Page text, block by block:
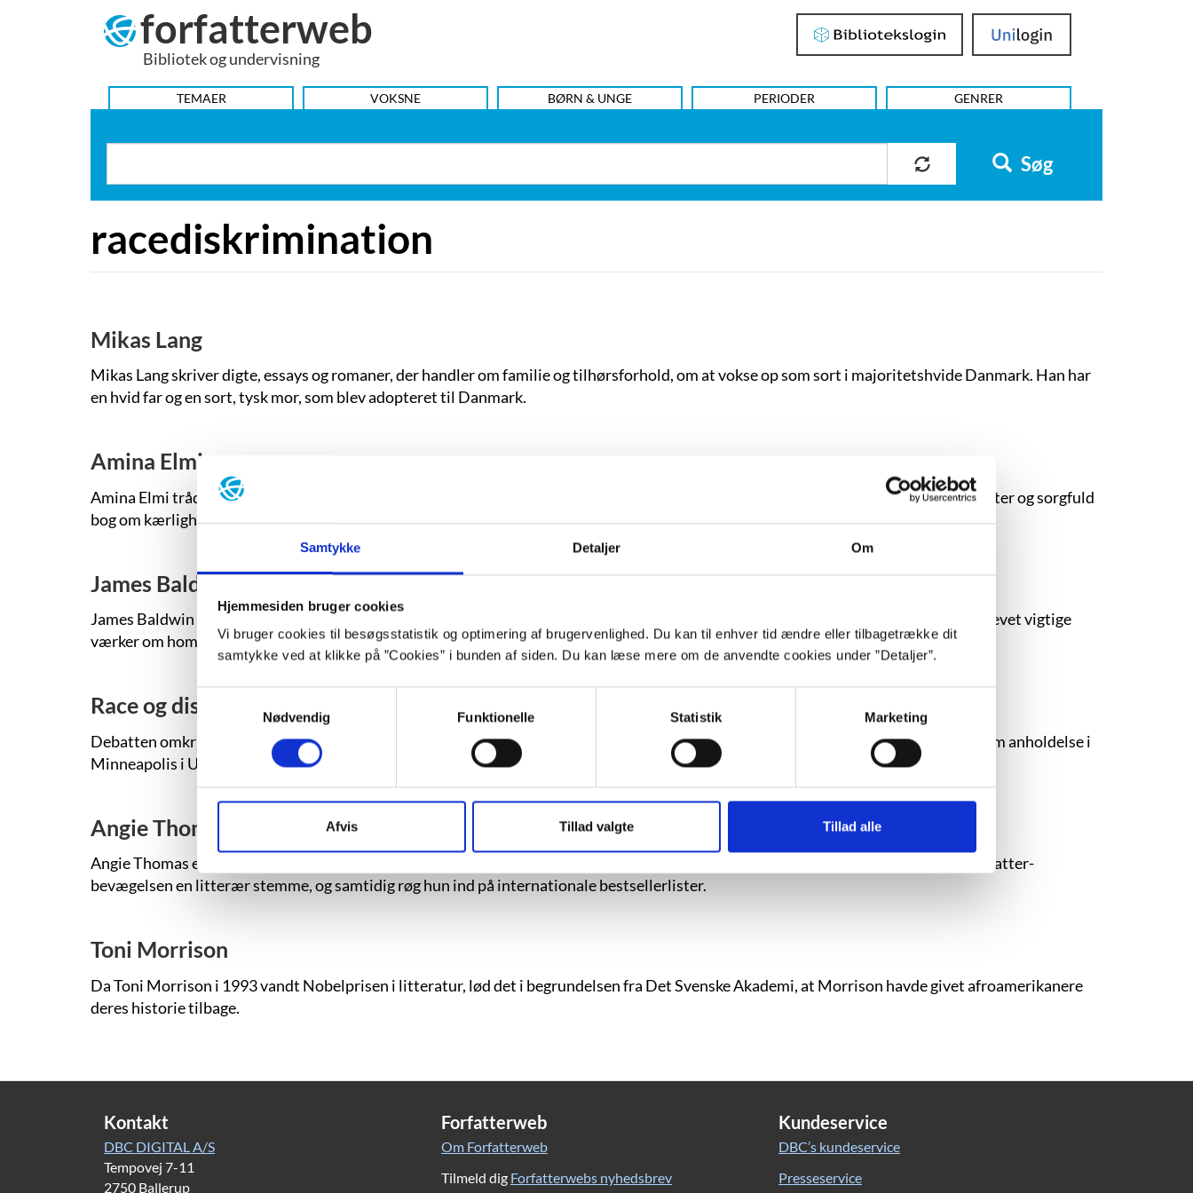
Samtykke Detaljer Om
Hjemmesiden bruger cookies
Vi bruger cookies til besøgsstatistik og optimering af brugervenlighed. Du kan til enhver tid ændre eller tilbagetrække dit
samtykke ved at klikke på ”Cookies” i bunden af siden. Du kan læse mere om de anvendte cookies under ”Detaljer”.
Nødvendig
Funktionelle Statistik Marketing
Afvis Tillad valgte Tillad alle
forfatterweb
Bibliotek og undervisning
Bibliotekslogin UniLogin
HOVEDMENU
TEMAER VOKSNE BØRN & UNGE PERIODER GENRER
Søg
racediskrimination
Mikas Lang
Mikas Lang skriver digte, essays og romaner, der handler om familie og tilhørsforhold, om at vokse op som sort i majoritetshvide Danmark. Han har
en hvid far og en sort, tysk mor, som blev adopteret til Danmark.
Amina Elmi
Amina Elmi trådte i sommeren 2023 ind på den danske litterære scene med digtsamlingen ”Barbar [Tavshedens objekt]”, som er en vilter og sorgfuld
bog om kærlighed, savn, diaspora og meget mere.
James Baldwin
James Baldwin hører til blandt det 20. århundredes vigtigste forfattere. Både som romanforfatter og essayist har James Baldwin skrevet vigtige
værker om homoseksualitet og om erfaringen af at leve i USA som sort mand.
Race og diskrimination i amerikansk litteratur
Debatten omkring race og diskrimination blussede op igen over hele verden med mordet på George Floyd, som døde under en voldsom anholdelse i
Minneapolis i USA.
Angie Thomas
Angie Thomas er lidt af et mirakel inden for Young Adult-litteraturen. Med sin debutroman, ”The Hate U Give”, gav hun Black Lives Matter-
bevægelsen en litterær stemme, og samtidig røg hun ind på internationale bestsellerlister.
Toni Morrison
Da Toni Morrison i 1993 vandt Nobelprisen i litteratur, lød det i begrundelsen fra Det Svenske Akademi, at Morrison havde givet afroamerikanere
deres historie tilbage.
Kontakt
DBC DIGITAL A/S
Tempovej 7-11
2750 Ballerup
Forfatterweb
Om Forfatterweb
Tilmeld dig Forfatterwebs nyhedsbrev
Kundeservice
DBC’s kundeservice
Presseservice